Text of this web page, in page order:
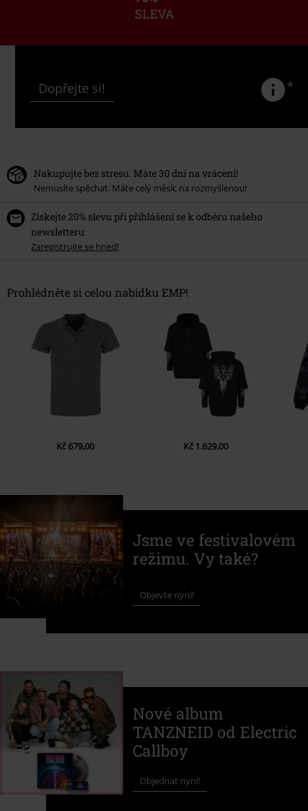
SLEVA
Dopřejte si! *
Nakupujte bez stresu. Máte 30 dní na vrácení!
Nemusíte spěchat. Máte celý měsíc na rozmyšlenou!
Získejte 20% slevu při přihlášení se k odběru našeho
newsletteru
Zaregistrujte se hned!
Prohlédněte si celou nabídku EMP!
Kč 679,00 Kč 1.629,00
Jsme ve festivalovém
režimu. Vy také?
Objevte nyní!
Nové album
TANZNEID od Electric
Callboy
Objednat nyní!